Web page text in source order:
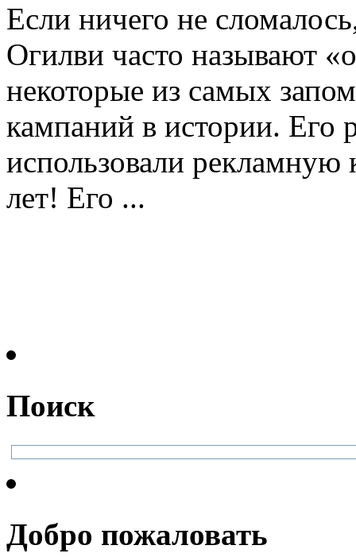
Если ничего не
Огилви часто называют
некоторые из самых
кампаний в истории. Его
использовали
лет! Его ...
Поиск
Добро пожаловать